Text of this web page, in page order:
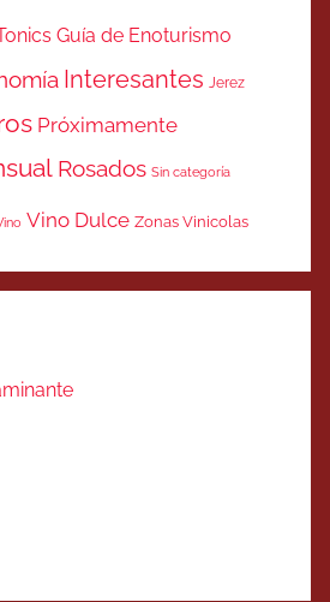
Guía de Enoturismo
Interesantes Jerez
Próximamente
Rosados Sin categoría
Vino Dulce Zonas Vinicolas